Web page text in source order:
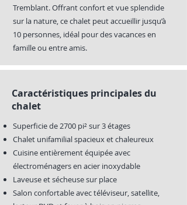
Tremblant. Offrant confort et vue splendide
sur la nature, ce chalet peut accueillir jusqu’à
10 personnes, idéal pour des vacances en
famille ou entre amis.
Caractéristiques principales du
chalet
Superficie de 2700 pi² sur 3 étages
Chalet unifamilial spacieux et chaleureux
Cuisine entièrement équipée avec
électroménagers en acier inoxydable
Laveuse et sécheuse sur place
Salon confortable avec téléviseur, satellite,